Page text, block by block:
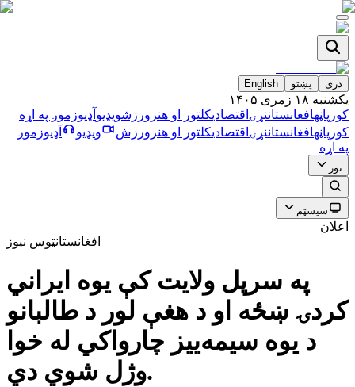
دری پښتو English
يکشنبه ۱۸ زمری ۱۴۰۵
کورپاڼهافغانستاننړۍ اقتصاديکلتور او هنر ورزشویډیو آډیوزموږ په اړه
کورپاڼهافغانستاننړۍ اقتصاديکلتور او هنر ورزش ویډیو آډیوزموږ
په اړه
نور
سیسټم
اعلان
افغانستانټوس نیوز
په سرپل ولایت کې یوه ایراني
کردۍ ښځه او د هغې لور د طالبانو
د یوه سیمه‌ییز چارواکي له خوا
وژل شوي دي.